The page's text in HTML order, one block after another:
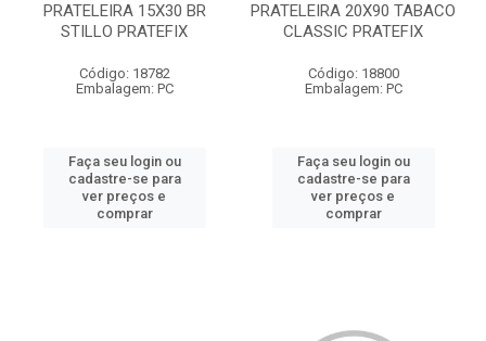
PRATELEIRA 15X30 BR
STILLO PRATEFIX
Código: 18782
Embalagem: PC
Faça seu login ou
cadastre-se para
ver preços e
comprar
PRATELEIRA 20X90 TABACO
CLASSIC PRATEFIX
Código: 18800
Embalagem: PC
Faça seu login ou
cadastre-se para
ver preços e
comprar